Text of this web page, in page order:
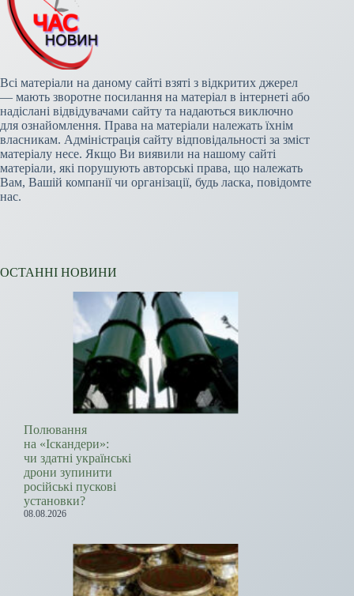
Всі матеріали на даному сайті взяті з відкритих джерел
— мають зворотне посилання на матеріал в інтернеті або
надіслані відвідувачами сайту та надаються виключно
для ознайомлення. Права на матеріали належать їхнім
власникам. Адміністрація сайту відповідальності за зміст
матеріалу несе. Якщо Ви виявили на нашому сайті
матеріали, які порушують авторські права, що належать
Вам, Вашій компанії чи організації, будь ласка, повідомте
нас.
ОСТАННІ НОВИНИ
Полювання
на «Іскандери»:
чи здатні українські
дрони зупинити
російські пускові
установки?
08.08.2026